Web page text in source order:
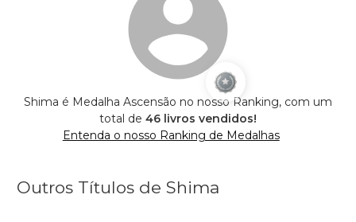
Shima é Medalha Ascensão no nosso Ranking, com um
total de 46 livros vendidos!
Entenda o nosso Ranking de Medalhas
Outros Títulos de Shima